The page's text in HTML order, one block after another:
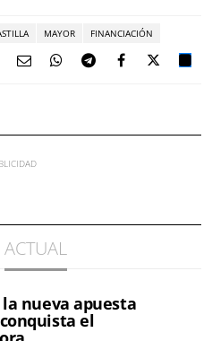
MAYOR FINANCIACIÓN
ACTUAL
la nueva apuesta
el